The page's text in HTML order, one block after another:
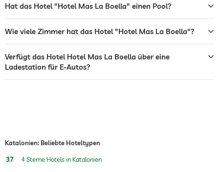
Café
Rezeption
Außenpool Saisonal geöffnet
Hat das Hotel "Hotel Mas La Boella" einen Pool?
Wie viele Zimmer hat das Hotel "Hotel Mas La Boella"?
Verfügt das Hotel Hotel Mas La Boella über eine
Ladestation für E-Autos?
Katalonien: Beliebte Hoteltypen
37 4 Sterne Hotels in Katalonien